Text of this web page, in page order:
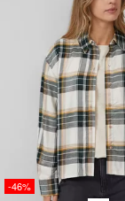
-46%